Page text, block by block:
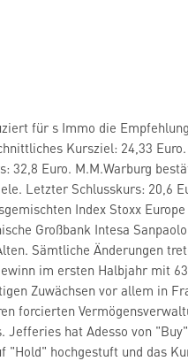
für s Immo die
Kursziel: 24,33
32,8 Euro. M.M.Warburg
Letzter Schlusskurs: 20,6
Index Stoxx
Großbank Intesa Sanpaolo
Sämtliche Änderungen
im ersten Halbjahr mit
Zuwächsen vor allem in
forcierten
Jefferies hat Adesso von
hochgestuft und das